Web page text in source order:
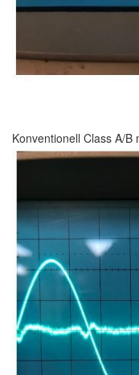
Konventionell Class A/